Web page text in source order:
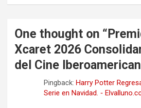
One thought on “
Xcaret 2026
del Cine
Pingback: Harry Potter
Serie en Navidad. -